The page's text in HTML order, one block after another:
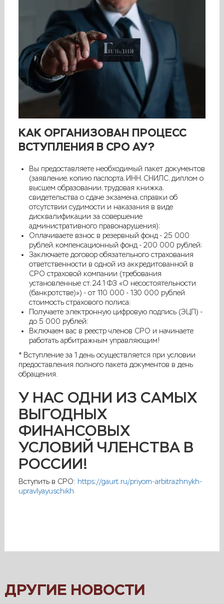
КАК ОРГАНИЗОВАН ПРОЦЕСС
ВСТУПЛЕНИЯ В СРО АУ?
Вы предоставляете необходимый пакет документов
(заявление, копию паспорта, ИНН, СНИЛС, диплом о
высшем образовании, трудовая книжка,
свидетельства о сдаче экзамена, справки об
отсутствии судимости и наказания в виде
дисквалификации за совершение
административного правонарушения);
Оплачиваете взнос в резервный фонд - 25 000
рублей, компенсационный фонд - 200 000 рублей;
Заключаете договор обязательного страхования
ответственности в одной из аккредитованной в
СРО страховой компании (требования
установленные ст. 24.1 ФЗ «О несостоятельности
(банкротстве)») - от 110 000 - 130 000 рублей
стоимость страхового полиса;
Получаете электронную цифровую подпись (ЭЦП) -
до 5 000 рублей;
Включаем вас в реестр членов СРО и начинаете
работать арбитражным управляющим!
* Вступление за 1 день осуществляется при условии
предоставления полного пакета документов в день
обращения.
У НАС ОДНИ ИЗ САМЫХ
ВЫГОДНЫХ
ФИНАНСОВЫХ
УСЛОВИЙ ЧЛЕНСТВА В
РОССИИ!
Вступить в СРО: https://gaurt.ru/priyom-arbitrazhnykh-
upravlyayuschikh
ДРУГИЕ НОВОСТИ